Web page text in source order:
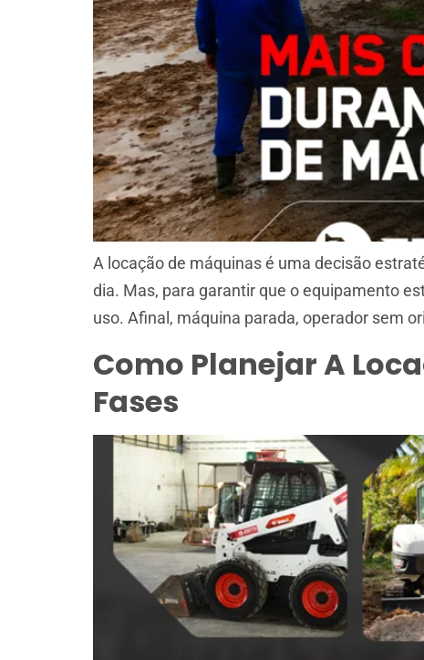
A locação de máquinas é uma decisão
dia. Mas, para garantir que o equipamento
uso. Afinal, máquina parada, operador sem
Como Planejar A
Fases